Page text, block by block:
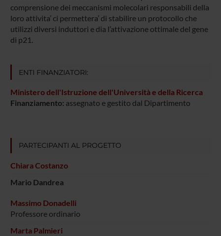
comprensione dei meccanismi molecolari responsabili della
loro attivita’ ci permettera’ di stabilire un protocollo che
utilizzi diversi induttori e dia l’attivazione ottimale del gene
di p21.
ENTI FINANZIATORI:
Ministero dell'Istruzione dell'Università e della Ricerca
Finanziamento: assegnato e gestito dal Dipartimento
PARTECIPANTI AL PROGETTO
Chiara Costanzo
Mario Dandrea
Massimo Donadelli
Professore ordinario
Marta Palmieri